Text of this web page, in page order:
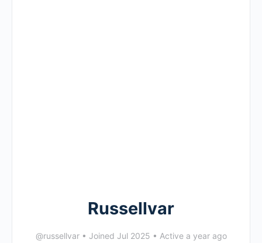
Russellvar
@russellvar • Joined Jul 2025 • Active a year ago